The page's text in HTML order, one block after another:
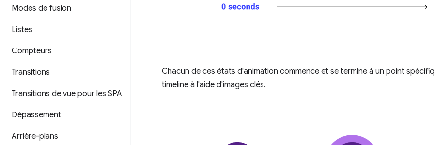
Modes de fusion
Listes
Compteurs
Transitions
Transitions de vue pour les SPA
Dépassement
Arrière-plans
Chacun de ces états d'animation commence et se termine à un point
timeline à l'aide d'images clés.